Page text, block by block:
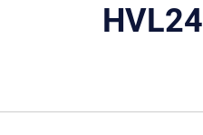
HVL24